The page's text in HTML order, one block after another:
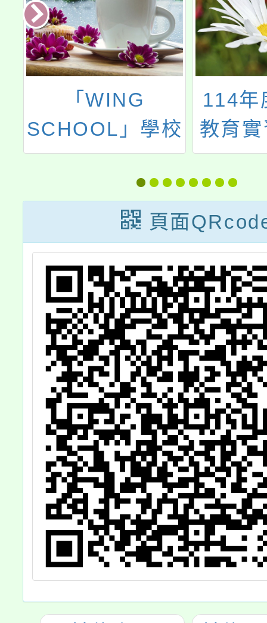
「WING
SCHOOL」學校
簡介及學校法人
熊本壺溪學園暑
期活動
114年
教育
臺系
會(教
承辦
頁面